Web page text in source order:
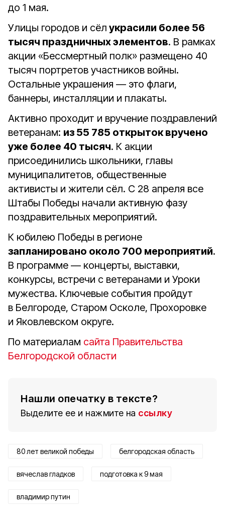
до 1 мая.
Улицы городов и сёл украсили более 56
тысяч праздничных элементов. В рамках
акции «Бессмертный полк» размещено 40
тысяч портретов участников войны.
Остальные украшения — это флаги,
баннеры, инсталляции и плакаты.
Активно проходит и вручение поздравлений
ветеранам: из 55 785 открыток вручено
уже более 40 тысяч. К акции
присоединились школьники, главы
муниципалитетов, общественные
активисты и жители сёл. С 28 апреля все
Штабы Победы начали активную фазу
поздравительных мероприятий.
К юбилею Победы в регионе
запланировано около 700 мероприятий.
В программе — концерты, выставки,
конкурсы, встречи с ветеранами и Уроки
мужества. Ключевые события пройдут
в Белгороде, Старом Осколе, Прохоровке
и Яковлевском округе.
По материалам сайта Правительства
Белгородской области
Нашли опечатку в тексте?
Выделите ее и нажмите на ссылку
80 лет великой победы белгородская область
вячеслав гладков подготовка к 9 мая
владимир путин